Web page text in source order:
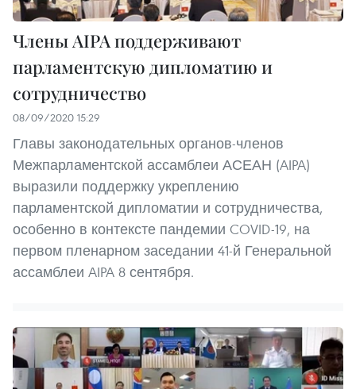
Члены AIPA поддерживают
парламентскую дипломатию и
сотрудничество
08/09/2020 15:29
Главы законодательных органов-членов
Межпарламентской ассамблеи АСЕАН (AIPA)
выразили поддержку укреплению
парламентской дипломатии и сотрудничества,
особенно в контексте пандемии COVID-19, на
первом пленарном заседании 41-й Генеральной
ассамблеи AIPA 8 сентября.